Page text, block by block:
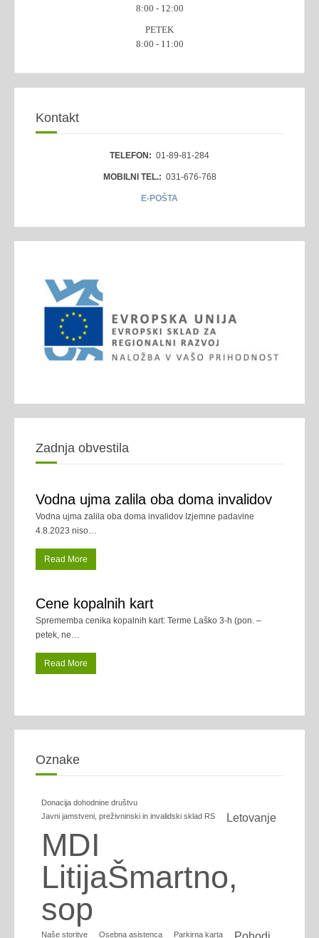
8:00 - 12:00
PETEK
8:00 - 11:00
Kontakt
TELEFON: 01-89-81-284
MOBILNI TEL.: 031-676-768
E-POŠTA
Zadnja obvestila
Vodna ujma zalila oba doma invalidov
Vodna ujma zalila oba doma invalidov Izjemne padavine
4.8.2023 niso
Read More
Cene kopalnih kart
Sprememba cenika kopalnih kart: Terme Laško 3-h (pon. –
petek, ne…
Read More
Oznake
Donacija dohodnine društvu
Javni jamstveni, preživninski in invalidski sklad RS
Letovanje
MDI
LitijaŠmartno,
sop
Naše storitve Osebna asistenca Parkirna karta